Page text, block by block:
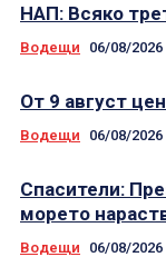
НАП: Всяко
Водещи 06/08/2026
От 9 август
Водещи 06/08/2026
Спасители:
морето
Водещи 06/08/2026